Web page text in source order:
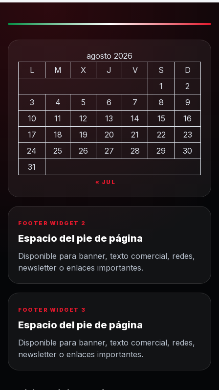
agosto 2026
L
M X J V S
D
1
2
3
4 5 6 7 8
9
10
11 12 13 14 15
16
17
18 19 20 21 22
23
24
25 26 27 28 29
30
31
« JUL
FOOTER WIDGET 2
Espacio del pie de página
Disponible para banner, texto comercial, redes,
newsletter o enlaces importantes.
FOOTER WIDGET 3
Espacio del pie de página
Disponible para banner, texto comercial, redes,
newsletter o enlaces importantes.